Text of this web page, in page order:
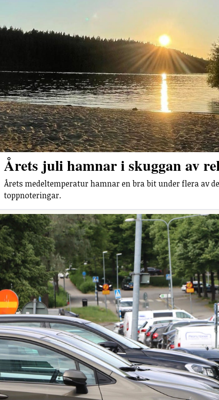
Årets juli hamnar i skuggan av
Årets medeltemperatur hamnar en bra bit under flera av
toppnoteringar.